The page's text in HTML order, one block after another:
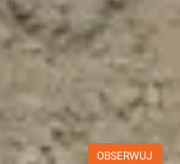
OBSERWUJ